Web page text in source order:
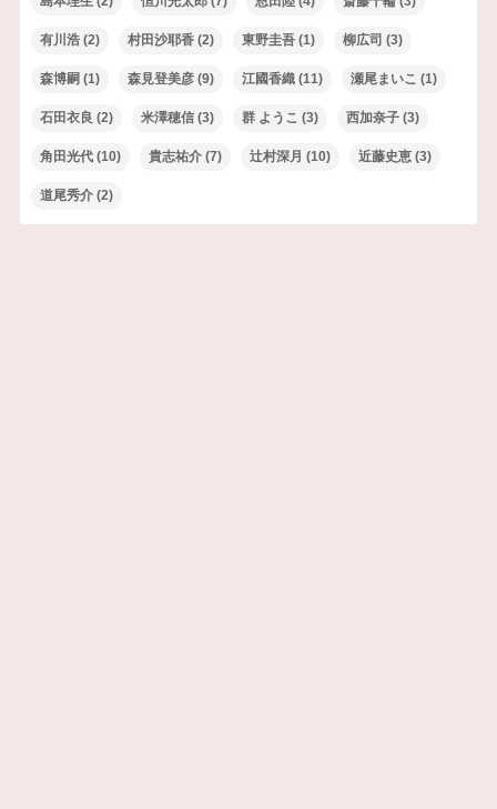
有川浩(2) 村田沙耶香(2) 東野圭吾(1) 柳広司 (3)
森博嗣 (1) 森見登美彦(9) 江國香織(11) 瀬尾まいこ (1)
石田衣良 (2) 米澤穂信(3) 群 ようこ (3) 西加奈子(3)
角田光代(10) 貴志祐介(7) 辻村深月 (10) 近藤史恵(3)
道尾秀介(2)